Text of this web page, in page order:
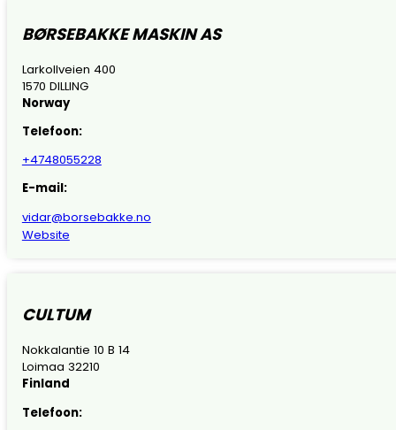
BØRSEBAKKE MASKIN AS
Larkollveien 400
1570 DILLING
Norway
Telefoon:
+4748055228
E-mail:
vidar@borsebakke.no
Website
CULTUM
Nokkalantie 10 B 14
Loimaa 32210
Finland
Telefoon: